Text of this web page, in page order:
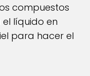
compuestos
el líquido en
para hacer el